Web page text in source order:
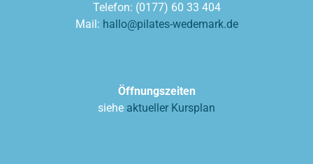
Telefon: (0177) 60 33 404
Mail: hallo@pilates-wedemark.de
Öffnungszeiten
siehe aktueller Kursplan